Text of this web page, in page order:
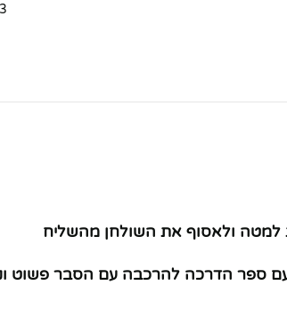
1-
למטה ולאסוף את השולחן מהשליח
ספר הדרכה להרכבה עם הסבר פשוט